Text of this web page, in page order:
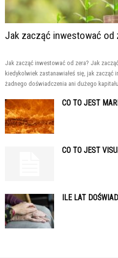
Jak zacząć inwestować od
Jak zacząć inwestować od zera? Jak
kiedykolwiek zastanawiałeś się, jak zacząć
żadnego doświadczenia ani dużego
CO TO JEST
CO TO JEST
ILE LAT